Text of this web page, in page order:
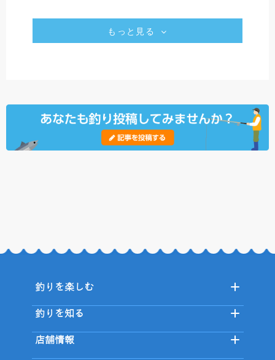
もっと見る
釣りを楽しむ
釣りを知る
店舗情報